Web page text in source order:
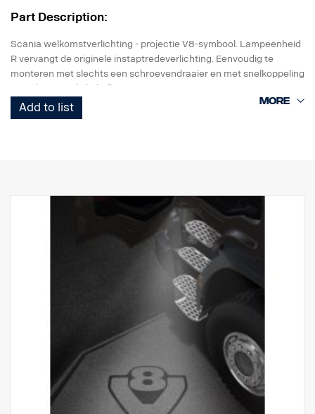
Part Description:
Scania welkomstverlichting - projectie V8-symbool. Lampeenheid
R vervangt de originele instaptredeverlichting. Eenvoudig te
monteren met slechts een schroevendraaier en met snelkoppeling
voor de originele kabelboom.
Opmerking. Alleen bestemd voor vrachtwagens met originele
Add to list